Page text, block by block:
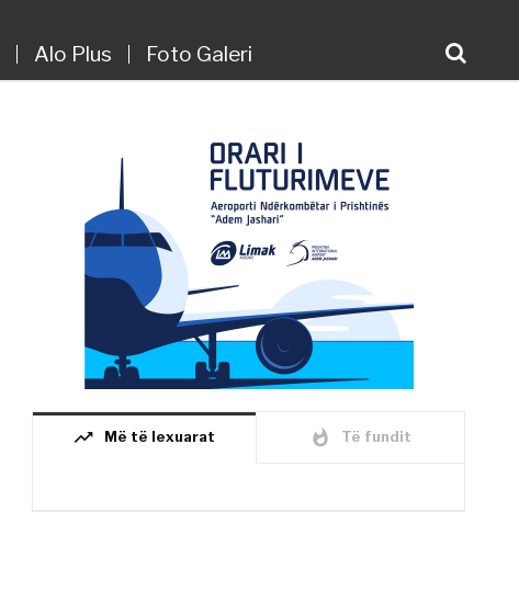
Alo Plus Foto Galeri
trending_up Më të lexuarat whatshot Të fundit